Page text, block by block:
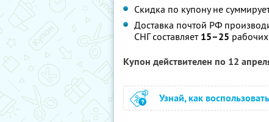
Скидка по купону не
Доставка почтой РФ
СНГ составляет 15–25
Купон действителен по 12
Узнай, как